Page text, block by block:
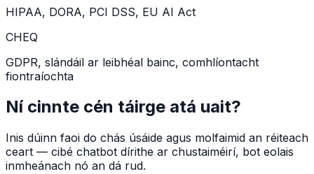
HIPAA, DORA, PCI DSS, EU AI Act
CHEQ
GDPR, slándáil ar leibhéal bainc, comhlíontacht
fiontraíochta
Ní cinnte cén táirge atá uait?
Inis dúinn faoi do chás úsáide agus molfaimid an réiteach
ceart — cibé chatbot dírithe ar chustaiméirí, bot eolais
inmheánach nó an dá rud.